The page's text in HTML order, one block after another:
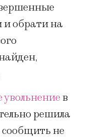
и обрати на
увольнение в
решила
сообщить не